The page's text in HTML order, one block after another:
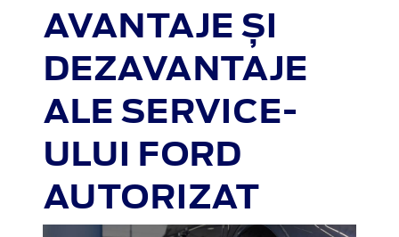
AVANTAJE ȘI
DEZAVANTAJE
ALE SERVICE-
ULUI FORD
AUTORIZAT